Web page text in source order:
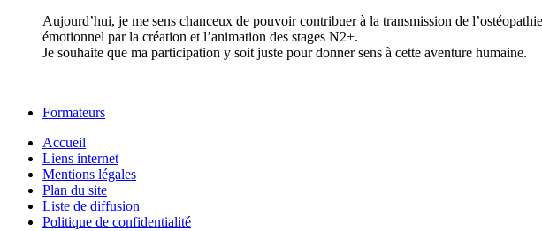
Aujourd’hui, je me sens chanceux de pouvoir contribuer à la transmission de
émotionnel par la création et l’animation des stages N2+.
Je souhaite que ma participation y soit juste pour donner sens à cette aventure humaine.
Formateurs
Accueil
Liens internet
Mentions légales
Plan du site
Liste de diffusion
Politique de confidentialité